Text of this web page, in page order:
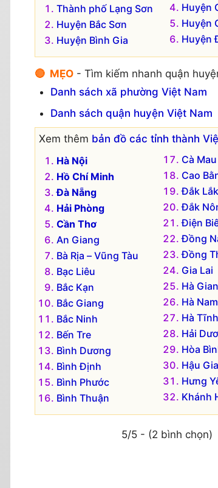
Thành phố Lạng Sơn
Huyện Bắc Sơn
Huyện Bình Gia
Huyện
Huyện
Huyện
🔴 MẸO - Tìm kiếm nhanh quận
Danh sách xã phường Việt Nam
Danh sách quận huyện Việt Nam
Xem thêm bản đồ các tỉnh thành
Hà Nội
Hồ Chí Minh
Đà Nẵng
Hải Phòng
Cần Thơ
An Giang
Bà Rịa – Vũng Tàu
Bạc Liêu
Bắc Kạn
Bắc Giang
Bắc Ninh
Bến Tre
Bình Dương
Bình Định
Bình Phước
Bình Thuận
Cà Mau
Cao
Đắk Lắk
Đắk
Điện
Đồng
Đồng
Gia Lai
Hà
Hà Nam
Hà Tĩnh
Hải
Hòa
Hậu
Hưng
Khánh
5/5 - (2 bình chọn)